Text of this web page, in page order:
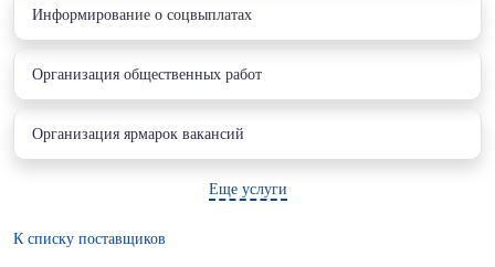
Информирование о соцвыплатах
Организация общественных работ
Организация ярмарок вакансий
Еще услуги
К списку поставщиков